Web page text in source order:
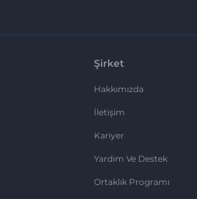
Şirket
Hakkımızda
İletişim
Kariyer
Yardım Ve Destek
Ortaklık Programı